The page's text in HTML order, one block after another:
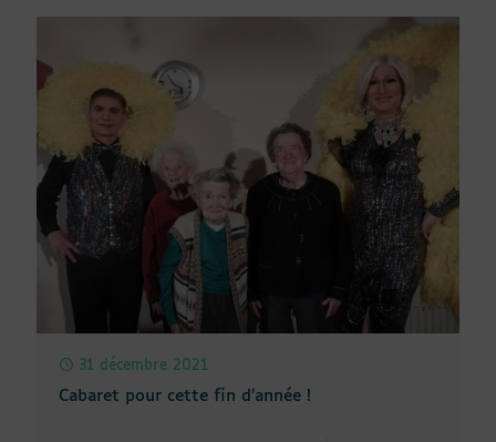
31 décembre 2021
Cabaret pour cette fin d’année !